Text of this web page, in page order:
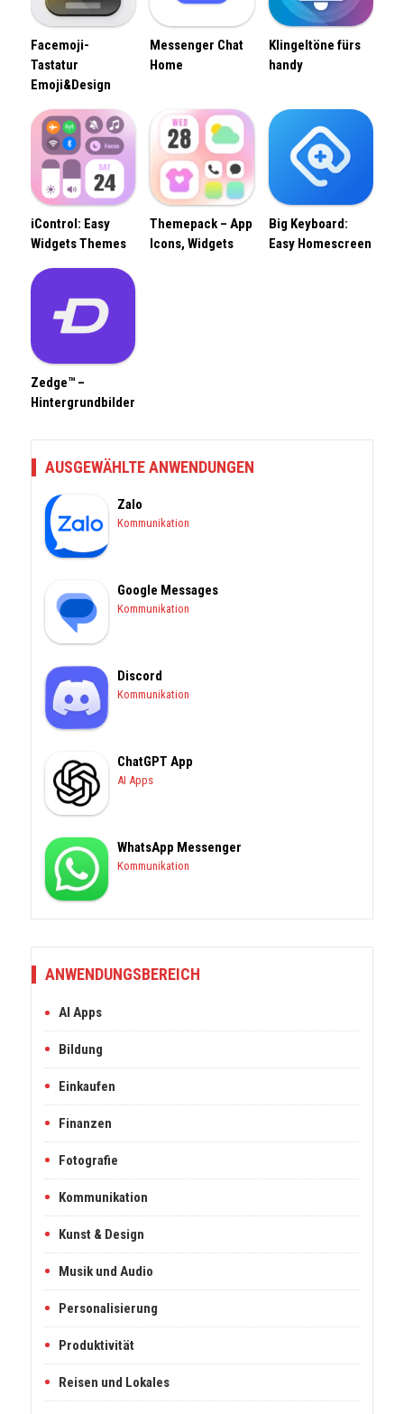
Facemoji-
Tastatur
Emoji&Design
Messenger Chat
Home
Klingeltöne fürs
handy
iControl: Easy
Widgets Themes
Themepack – App
Icons, Widgets
Big Keyboard:
Easy Homescreen
Zedge™ –
Hintergrundbilder
AUSGEWÄHLTE ANWENDUNGEN
Zalo
Kommunikation
Google Messages
Kommunikation
Discord
Kommunikation
ChatGPT App
AI Apps
WhatsApp Messenger
Kommunikation
ANWENDUNGSBEREICH
AI Apps
Bildung
Einkaufen
Finanzen
Fotografie
Kommunikation
Kunst & Design
Musik und Audio
Personalisierung
Produktivität
Reisen und Lokales